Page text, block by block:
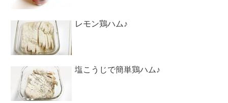
レモン鶏ハム♪
塩こうじで簡単鶏ハム♪